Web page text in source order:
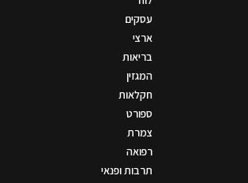
עסקים
ארצי
בריאות
המגזין
חקלאות
ספורט
צמרת
רפואה
תרבות ופנאי